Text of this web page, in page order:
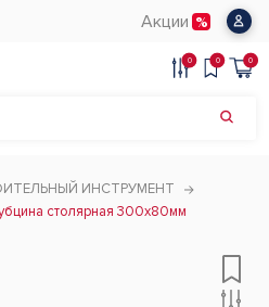
Акции
0 0 0
ИНСТРУМЕНТ
столярная 300x80мм